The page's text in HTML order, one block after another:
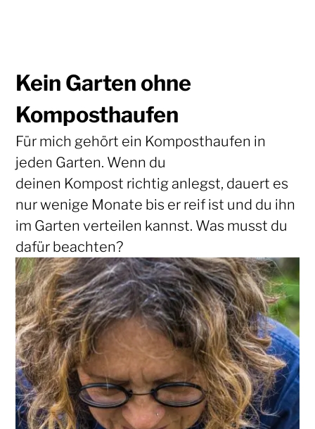
Kein Garten ohne
Komposthaufen
Für mich gehört ein Komposthaufen in
jeden Garten. Wenn du
deinen Kompost richtig anlegst, dauert es
nur wenige Monate bis er reif ist und du ihn
im Garten verteilen kannst. Was musst du
dafür beachten?